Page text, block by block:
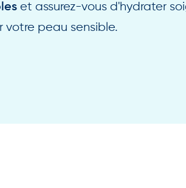
et assurez-vous d'hydrater
votre peau sensible.